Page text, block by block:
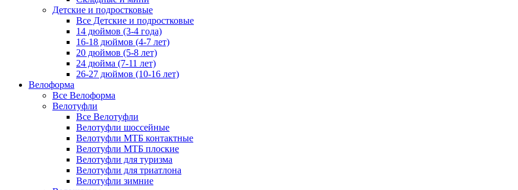
Детские и подростковые
Все Детские и подростковые
14 дюймов (3-4 года)
16-18 дюймов (4-7 лет)
20 дюймов (5-8 лет)
24 дюйма (7-11 лет)
26-27 дюймов (10-16 лет)
Велоформа
Все Велоформа
Велотуфли
Все Велотуфли
Велотуфли шоссейные
Велотуфли МТБ контактные
Велотуфли МТБ плоские
Велотуфли для туризма
Велотуфли для триатлона
Велотуфли зимние